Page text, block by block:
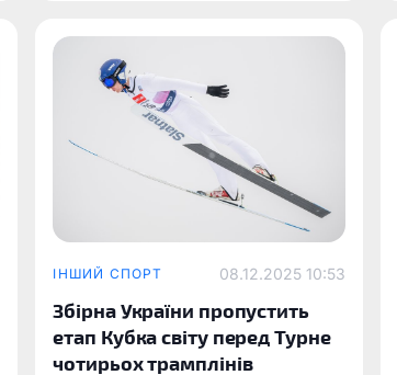
ІНШИЙ СПОРТ 08.12.2025 10:53
Збірна України пропустить
етап Кубка світу перед Турне
чотирьох трамплінів